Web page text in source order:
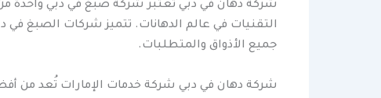
شركة دهان في دبي تعتبر شركة صبغ في دبي واحدة من
التقنيات في عالم الدهانات. تتميز شركات الصبغ
جميع الأذواق والمتطلبات.
شركة دهان في دبي شركة خدمات الإمارات تُعد من